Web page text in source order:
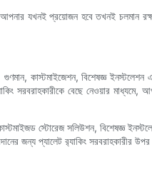
যখনই প্রয়োজন হবে তখনই চলমান
কাস্টমাইজেশন, বিশেষজ্ঞ ইনস্টলেশন
বেছে নেওয়ার মাধ্যমে,
স্টোরেজ সলিউশন, বিশেষজ্ঞ
জন্য প্যালেট র‍্যাকিং সরবরাহকারীর